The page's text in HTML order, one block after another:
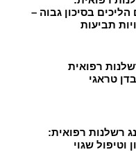
בסיכון גבוה –
תביעות
רפואית
טראגי
רשלנות רפואית:
וטיפול שגוי